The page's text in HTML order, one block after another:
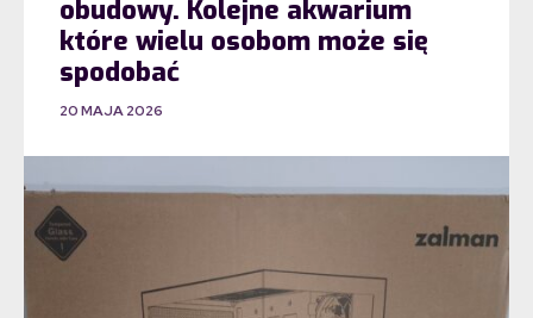
obudowy. Kolejne akwarium
które wielu osobom może się
spodobać
20 MAJA 2026